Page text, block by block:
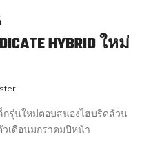
HYBRID ใหม่
กรุ่นใหม่ตอบสนองไฮบริดล้วน
เดือนมกราคมปีหน้า